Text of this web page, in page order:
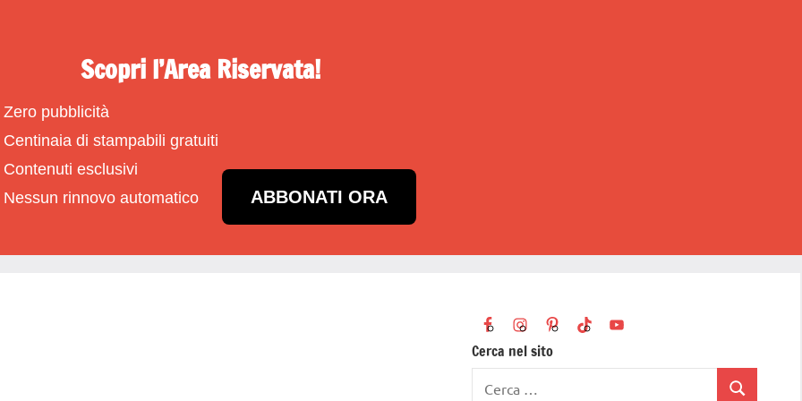
Scopri l’Area Riservata!
Zero pubblicità
Centinaia di stampabili gratuiti
Contenuti esclusivi
Nessun rinnovo automatico
ABBONATI ORA
Cerca nel sito